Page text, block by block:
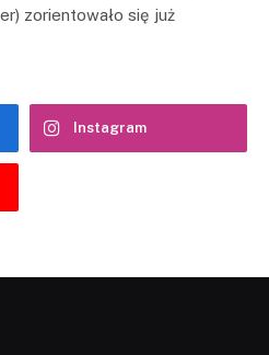
zorientowało się już
Instagram